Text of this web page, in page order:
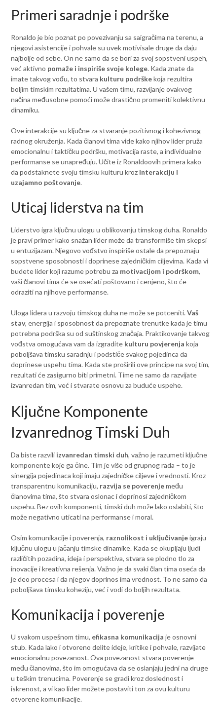
Primeri saradnje i podrške
Ronaldo je bio poznat po povezivanju sa saigračima na terenu, a
njegovi asistencije i pohvale su uvek motivisale druge da daju
najbolje od sebe. On ne samo da se bori za svoj sopstveni uspeh,
već aktivno pomaže i inspiriše svoje kolege. Kada znate da
imate takvog vođu, to stvara kulturu podrškekoja rezultira
boljim timskim rezultatima. U vašem timu, razvijanje ovakvog
načina međusobne pomoći može drastično promeniti kolektivnu
dinamiku.
Ove interakcije su ključne za stvaranje pozitivnog i kohezivnog
radnog okruženja. Kada članovi tima vide kako njihov lider pruža
emocionalnu i taktičku podršku, motivacija raste, a individualne
performanse se unapređuju. Učite iz Ronaldoovih primera kako
da podstaknete svoju timsku kulturu kroz interakciju i
uzajamno poštovanje.
Uticaj liderstva na tim
Liderstvo igra ključnu ulogu u oblikovanju timskog duha. Ronaldo
je pravi primer kako snažan lider može da transformiše tim skepsi
u entuzijazam. Njegovo vođstvo inspiriše ostale da prepoznaju
sopstvene sposobnosti i doprinese zajedničkim ciljevima. Kada vi
budete lider koji razume potrebu za motivacijom i podrškom,
vaši članovi tima će se osećati poštovano i cenjeno, što će
odraziti na njihove performanse.
Uloga lidera u razvoju timskog duha ne može se potceniti.Vaš
stav, energija i sposobnost da prepoznate trenutke kada je timu
potrebna podrška su od suštinskog značaja. Praktikovanje takvog
vođstva omogućava vam da izgradite kulturu povjerenja koja
poboljšava timsku saradnju i podstiče svakog pojedinca da
doprinese uspehu tima. Kada ste proširili ove principe na svoj tim,
rezultati će zasigurno biti primetni. Time ne samo da razvijate
izvanredan tim, već i stvarate osnovu za buduće uspehe.
Ključne Komponente
Izvanrednog Timski Duh
Da biste razvili izvanredan timski duh, važno je razumeti ključne
komponente koje ga čine. Tim je više od grupnog rada – to je
sinergija pojedinaca koji imaju zajedničke ciljeve i vrednosti. Kroz
transparentnu komunikaciju, razvija se poverenjemeđu
članovima tima, što stvara oslonac i doprinosi zajedničkom
uspehu. Bez ovih komponenti, timski duh može lako oslabiti, što
može negativno uticati na performanse i moral.
Osim komunikacije i poverenja, raznolikost i uključivanjeigraju
ključnu ulogu u jačanju timske dinamike. Kada se okupljaju ljudi
različitih pozadina, ideja i perspektiva, stvara se plodno tlo za
inovacije i kreativna rešenja. Važno je da svaki član tima oseća da
je deo procesa i da njegov doprinos ima vrednost. To ne samo da
poboljšava timsku koheziju, već i vodi do boljih rezultata.
Komunikacija i poverenje
U svakom uspešnom timu, efikasna komunikacija je osnovni
stub. Kada lako i otvoreno delite ideje, kritike i pohvale, razvijate
emocionalnu povezanost. Ova povezanost stvara poverenje
među članovima, što im omogućava da se oslanjaju jedni na druge
u teškim trenucima. Poverenje se gradi kroz doslednost i
iskrenost, a vi kao lider možete postaviti ton za ovu kulturu
otvorene komunikacije.